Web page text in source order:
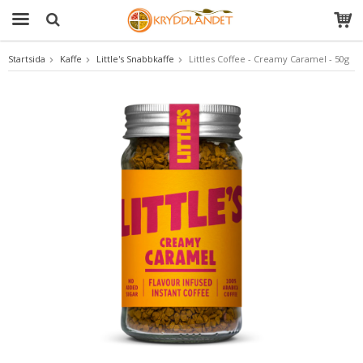
Produkten har blivit tillagd i varukorgen
Startsida Kaffe Little's Snabbkaffe Littles Coffee - Creamy Caramel - 50g